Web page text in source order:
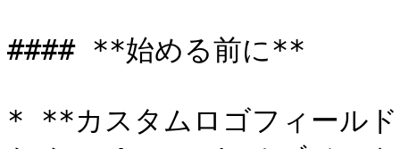
#### **始める前に**
* **カスタムロゴフィール